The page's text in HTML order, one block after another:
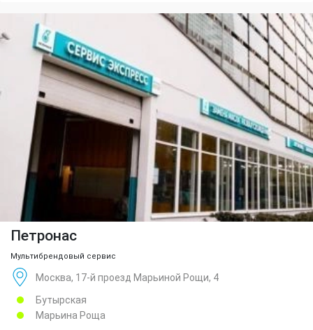
Петронас
Мультибрендовый сервис
Москва, 17-й проезд Марьиной Рощи, 4
Бутырская
Марьина Роща